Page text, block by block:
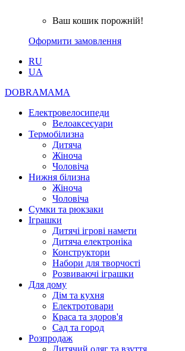
Ваш кошик порожній!
Оформити замовлення
RU
UA
DOBRAMAMA
Електровелосипеди
Велоаксесуари
Термобілизна
Дитяча
Жіноча
Чоловіча
Нижня білизна
Жіноча
Чоловіча
Сумки та рюкзаки
Іграшки
Дитячі ігрові намети
Дитяча електроніка
Конструктори
Набори для творчості
Розвиваючі іграшки
Для дому
Дім та кухня
Електротовари
Краса та здоров'я
Сад та город
Розпродаж
Дитячий одяг та взуття